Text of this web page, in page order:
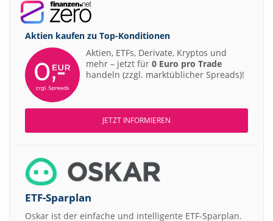
Aktien kaufen zu Top-Konditionen
Aktien, ETFs, Derivate, Kryptos und
mehr – jetzt für 0 Euro pro Trade
handeln (zzgl. marktüblicher Spreads)!
JETZT INFORMIEREN
ETF-Sparplan
Oskar ist der einfache und intelligente ETF-Sparplan.